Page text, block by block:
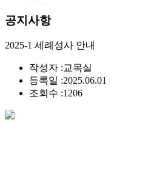
공지사항
2025-1 세례성사 안내
작성자 :교목실
등록일 :2025.06.01
조회수 :1206